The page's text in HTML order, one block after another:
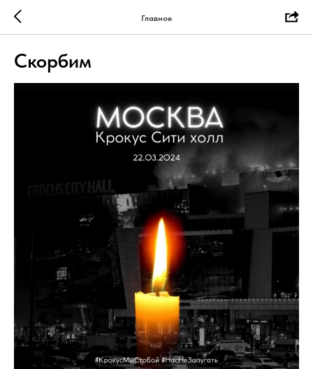
Главное
Скорбим